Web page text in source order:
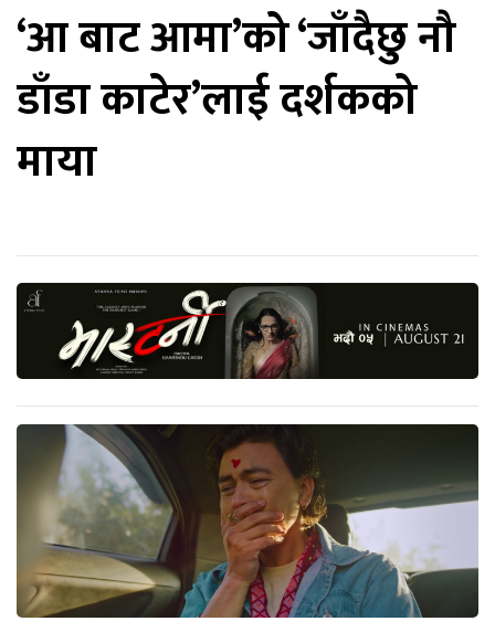
‘आ बाट आमा’को ‘जाँदैछु नौ
डाँडा काटेर’लाई दर्शकको
माया